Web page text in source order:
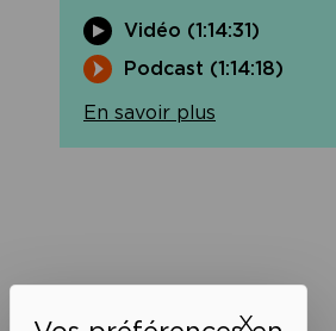
X
Vidéo (1:14:31)
Podcast (1:14:18)
En savoir plus
l’article